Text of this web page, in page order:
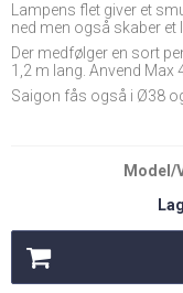
Lampens flet giver et
ned men også skaber et
Der medfølger en sort
1,2 m lang. Anvend Max
Saigon fås også i Ø38
Model/